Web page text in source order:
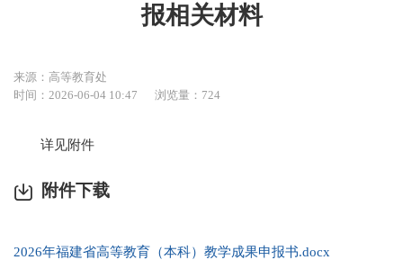
报相关材料
来源：高等教育处
时间：2026-06-04 10:47
浏览量：724
详见附件
附件下载
2026年福建省高等教育（本科）教学成果申报书.docx